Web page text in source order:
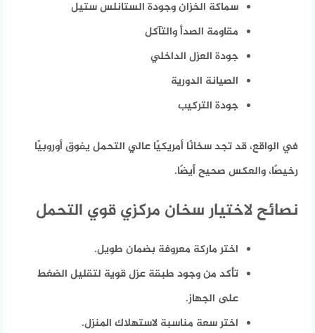
سماكة الخزان وجودة الستانلس ستيل
مقاومة الصدأ والتآكل
جودة العزل الداخلي
الصيانة الدورية
جودة التركيب
في الواقع، قد تجد سخانًا أمريكيًا عالي التحمل يفوق أوروبيًا
رخيصًا، والعكس صحيح أيضًا.
نصائح لاختيار سخان مركزي قوي التحمل
اختر ماركة معروفة بضمان طويل.
تأكد من وجود طبقة عزل قوية لتقليل الضغط
على الجهاز.
اختر سعة مناسبة لاستهلاك المنزل.